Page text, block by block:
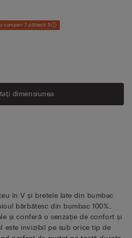
cumperi 7 plătești 5
dimensiunea
în V și bretele late din bumbac
bărbătesc din bumbac 100%
și conferă o senzație de confort și
este invizibil pe sub orice tip de